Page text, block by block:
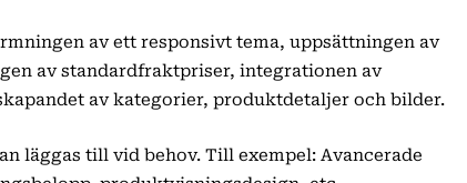
av ett responsivt tema, uppsättningen av
av standardfraktpriser, integrationen av
av kategorier, produktdetaljer och bilder.
läggas till vid behov. Till exempel: Avancerade